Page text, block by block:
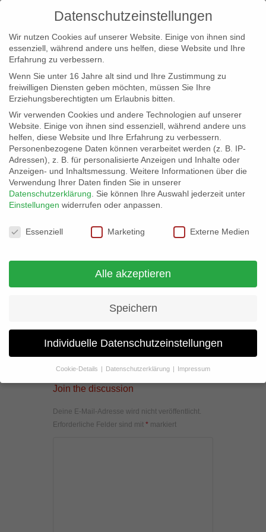
info@erfolgreich-events.de
+4940 46 777 230
00451_1
Join the discussion
Deine E-Mail-Adresse wird nicht veröffentlicht.
Erforderliche Felder sind mit * markiert
Datenschutzeinstellungen
Wir nutzen Cookies auf unserer Website. Einige von ihnen sind
essenziell, während andere uns helfen, diese Website und Ihre
Erfahrung zu verbessern.
Wenn Sie unter 16 Jahre alt sind und Ihre Zustimmung zu
freiwilligen Diensten geben möchten, müssen Sie Ihre
Erziehungsberechtigten um Erlaubnis bitten.
Wir verwenden Cookies und andere Technologien auf unserer
Website. Einige von ihnen sind essenziell, während andere uns
helfen, diese Website und Ihre Erfahrung zu verbessern.
Personenbezogene Daten können verarbeitet werden (z. B. IP-
Adressen), z. B. für personalisierte Anzeigen und Inhalte oder
Anzeigen- und Inhaltsmessung. Weitere Informationen über die
Verwendung Ihrer Daten finden Sie in unserer
Datenschutzerklärung
Sie können Ihre Auswahl jederzeit unter
Einstellungen widerrufen oder anpassen.
Datenschutzeinstellungen
Essenziell Marketing Externe Medien
Alle akzeptieren
Speichern
Individuelle Datenschutzeinstellungen
Cookie-Details Datenschutzerklärung Impressum
Datenschutzeinstellungen
freiwilligen Diensten geben möchten, müssen Sie Ihre
Erziehungsberechtigten um Erlaubnis bitten.